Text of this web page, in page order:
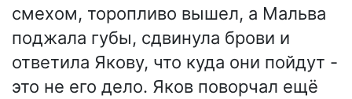
смехом, торопливо вышел, а Мальва
поджала губы, сдвинула брови и
ответила Якову, что куда они пойдут -
это не его дело. Яков поворчал ещё